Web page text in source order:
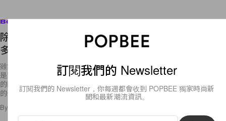
Beauty
除了唇膏和粉底液外，專業化妝師說你還絕對需要
多入手幾支遮瑕膏！
雖然人人都只有一張臉，但相信每個女生都有囤積化妝品的習慣吧！尤其
是對於唇膏和粉底液，抵抗力就更低一點，每次看到漂亮的顏色和新推出
的配方，都定必要入手一試。相反，遮瑕膏在相對上是一種較為實用性強
的化妝品
By
訂閱我們的 Newsletter
訂閱我們的 Newsletter，你每週都會收到 POPBEE 獨家時尚新
聞和最新潮流資訊。